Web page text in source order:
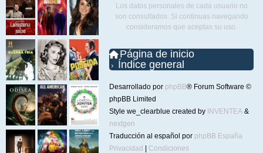
Los datos personales de cada usuario no
son consultados. Si continuas navegando
consideramos que aceptas su uso.
Página de inicio
Índice general
Desarrollado por phpBB® Forum Software ©
phpBB Limited
Style we_clearblue created by INVENTEA &
nextgen
Traducción al español por phpBB España
Privacidad
Condiciones